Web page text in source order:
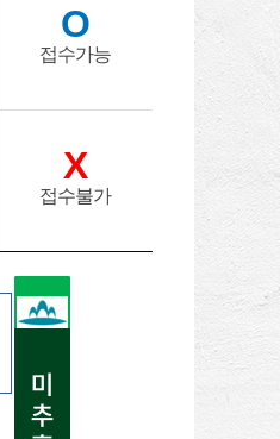
O
접수가능
X
접수불가